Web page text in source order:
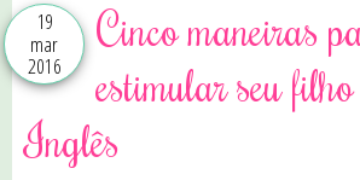
19
mar
2016
Cinco maneiras
estimular seu
Inglês